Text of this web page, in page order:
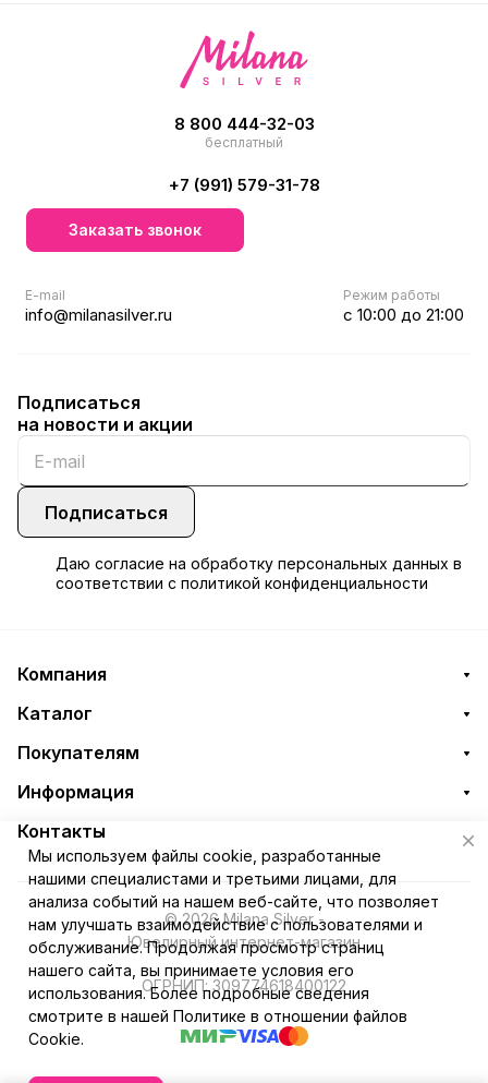
8 800 444-32-03
бесплатный
+7 (991) 579-31-78
Заказать звонок
E-mail
info@milanasilver.ru
Режим работы
с 10:00 до 21:00
Подписаться
на новости и акции
Подписаться
Даю согласие на обработку персональных данных в
соответствии с политикой конфиденциальности
Компания
Каталог
Покупателям
Информация
Контакты
© 2026 Milana Silver -
Ювелирный интернет-магазин
ОГРНИП: 309774618400122
Мы используем файлы cookie, разработанные
нашими специалистами и третьими лицами, для
анализа событий на нашем веб-сайте, что позволяет
нам улучшать взаимодействие с пользователями и
обслуживание. Продолжая просмотр страниц
нашего сайта, вы принимаете условия его
использования. Более подробные сведения
смотрите в нашей Политике в отношении файлов
Cookie.